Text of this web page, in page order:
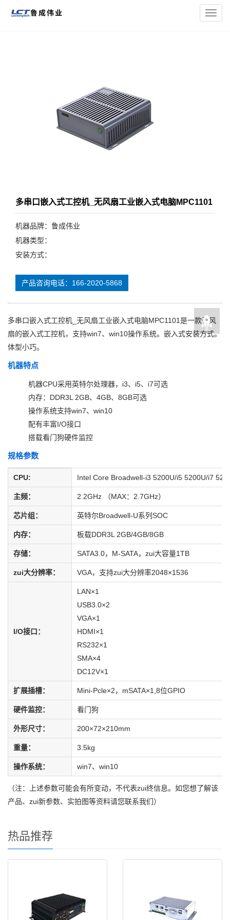
导
航
您的位置：主页
> 多串口嵌入式工控机_无风扇工业嵌
多串口嵌入式工控机_无风扇工业嵌入式电脑MPC1101
机器品牌：鲁成伟业
机器类型：
安装方式：
产品咨询电话：166-2020-5868
多串口嵌入式工控机_无风扇工业嵌入式电脑MPC1101是一款无风
扇的嵌入式工控机，支持win7、win10操作系统。嵌入式安装方式。
体型小巧。
机器特点
机器CPU采用英特尔处理器，i3、i5、i7可选
内存：DDR3L 2GB、4GB、8GB可选
操作系统支持win7、win10
配有丰富I/O接口
搭载看门狗硬件监控
规格参数
CPU: Intel Core Broadwell-i3 5200U/i5 5200U/i7
主频： 2.2GHz （MAX：2.7GHz）
芯片组： 英特尔Broadwell-U系列SOC
内存： 板载DDR3L 2GB/4GB/8GB
存储： SATA3.0，M-SATA，zui大容量1TB
zui大分辨率： VGA，支持zui大分辨率2048×1536
I/O接口：
LAN×1
USB3.0×2
VGA×1
HDMI×1
RS232×1
SMA×4
DC12V×1
扩展插槽： Mini-Pcle×2，mSATA×1,8位GPIO
硬件监控： 看门狗
外形尺寸： 200×72×210mm
重量： 3.5kg
操作系统： win7、win10
（注：上述参数可能会有所变动，不代表zui终信息。如您想了解该
产品、zui新参数、实拍图等资料请您联系我们）
热品推荐